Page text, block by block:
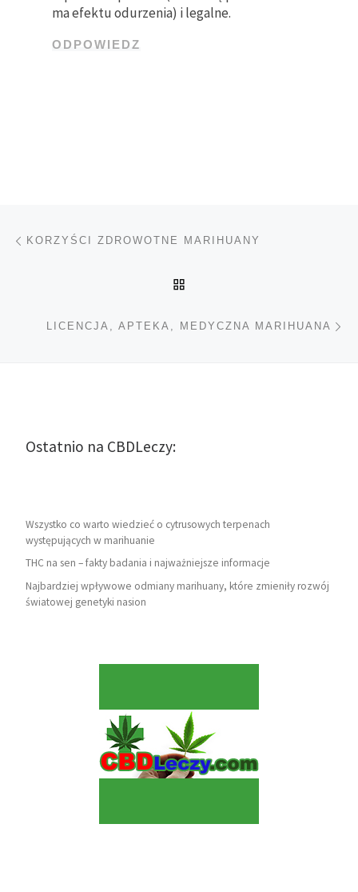
ma efektu odurzenia) i legalne.
ODPOWIEDZ
Nawigacja wpisu
KORZYŚCI ZDROWOTNE MARIHUANY
LICENCJA, APTEKA, MEDYCZNA MARIHUANA
Ostatnio na CBDLeczy:
Wszystko co warto wiedzieć o cytrusowych terpenach
występujących w marihuanie
THC na sen – fakty badania i najważniejsze informacje
Najbardziej wpływowe odmiany marihuany, które zmieniły rozwój
światowej genetyki nasion